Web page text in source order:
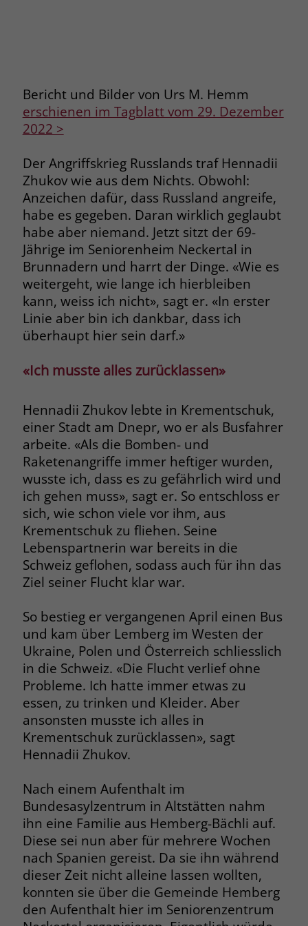
Bericht und Bilder von Urs M. Hemm
erschienen im Tagblatt vom 29. Dezember
2022 >
Der Angriffskrieg Russlands traf Hennadii
Zhukov wie aus dem Nichts. Obwohl:
Anzeichen dafür, dass Russland angreife,
habe es gegeben. Daran wirklich geglaubt
habe aber niemand. Jetzt sitzt der 69-
Jährige im Seniorenheim Neckertal in
Brunnadern und harrt der Dinge. «Wie es
weitergeht, wie lange ich hierbleiben
kann, weiss ich nicht», sagt er. «In erster
Linie aber bin ich dankbar, dass ich
überhaupt hier sein darf.»
«Ich musste alles zurücklassen»
Hennadii Zhukov lebte in Krementschuk,
einer Stadt am Dnepr, wo er als Busfahrer
arbeite. «Als die Bomben- und
Raketenangriffe immer heftiger wurden,
wusste ich, dass es zu gefährlich wird und
ich gehen muss», sagt er. So entschloss er
sich, wie schon viele vor ihm, aus
Krementschuk zu fliehen. Seine
Lebenspartnerin war bereits in die
Schweiz geflohen, sodass auch für ihn das
Ziel seiner Flucht klar war.
So bestieg er vergangenen April einen Bus
und kam über Lemberg im Westen der
Ukraine, Polen und Österreich schliesslich
in die Schweiz. «Die Flucht verlief ohne
Probleme. Ich hatte immer etwas zu
essen, zu trinken und Kleider. Aber
ansonsten musste ich alles in
Krementschuk zurücklassen», sagt
Hennadii Zhukov.
Nach einem Aufenthalt im
Bundesasylzentrum in Altstätten nahm
ihn eine Familie aus Hemberg-Bächli auf.
Diese sei nun aber für mehrere Wochen
nach Spanien gereist. Da sie ihn während
dieser Zeit nicht alleine lassen wollten,
konnten sie über die Gemeinde Hemberg
den Aufenthalt hier im Seniorenzentrum
Laufzeit Session
Zweck
Behält die Zustände des Benutzers bei
Name cookie_optin
Anbieter www.stiftung-liebenau.ch
Laufzeit 1 Monat
Zweck
Behält die Zustimmung des Benutzers
zum Cookie Opt-In
Name __cf_bm
Zweck
This cookie, set by Cloudflare, is used to
support Cloudflare Bot Management.